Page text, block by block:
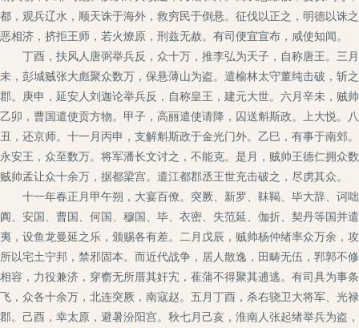
都，观兵辽水，顺天诛于海外，救穷民于倒悬。征伐以正之，明德以诛
恶相济，挤拒王师，若火燎原，刑兹无赦。有司便宜宣布，咸使知闻。
丁酉，扶风人唐弼举兵反，众十万，推李弘为天子，自称唐王。三
未，彭城贼张大彪聚众数万，保悬薄山为盗。遣榆林太守董纯击破，斩
郡。庚申，延安人刘迦论举兵反，自称皇王，建元大世。六月辛未，贼
乙卯，曹国遣使贡方物。甲子，高丽遣使请降，囚送斛斯政。上大悦
丑，还京师。十一月丙申，支解斛斯政于金光门外。乙巳，有事于南
永安王，众至数万。将军潘长文讨之，不能克。是月，贼帅王德仁拥
贼帅孟让众十余万，据都梁宫。遣江都郡丞王世充击破之，尽虏其众。
十一年春正月甲午朔，大宴百僚。突厥、新罗、靺鞨、毕大辞、诃
阗、安国、曹国、何国、穆国、毕、衣密、失范延、伽折、契丹等国
夷，设鱼龙曼延之乐，颁赐各有差。二月戊辰，贼帅杨仲绪率众万余，
所以宅土宁邦，禁邪固本。而近代战争，居人散逸，田畴无伍，郛郭
相容，力役兼济，穿窬无所厝其奸宄，萑蒲不得聚其逋逃。有司具为事
飞，众各十余万，北连突厥，南寇赵。五月丁酉，杀右骁卫大将军、光
郡。己酉，幸太原，避暑汾阳宫。秋七月己亥，淮南人张起绪举兵为盗